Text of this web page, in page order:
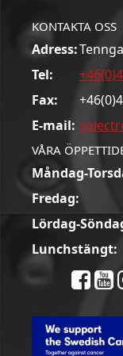
KONTAKTA OSS
Adress:
Tel:
Fax:
E-mail:
VÅRA
Måndag-
Fredag:
Lördag-
Lunchstängt: